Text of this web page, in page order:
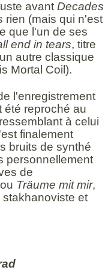
avant Decades
rien (mais qui n'est
que l'un de ses
end in tears, titre
autre classique
Mortal Coil).
l'enregistrement
été reproché au
à celui
finalement
bruits de synthé
personnellement
de
ou Träume mit mir,
et